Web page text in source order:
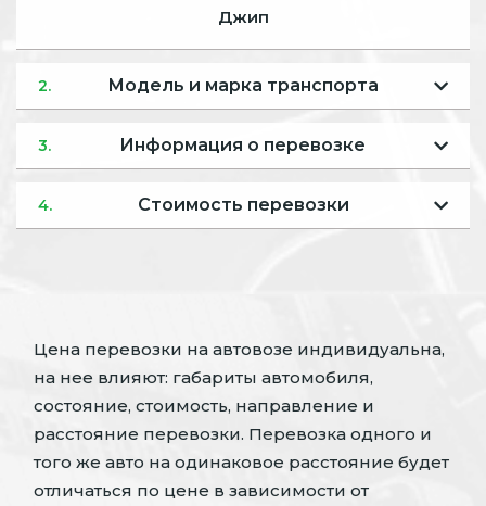
Джип
2. Модель и марка транспорта
3. Информация о перевозке
4. Стоимость перевозки
Цена перевозки на автовозе индивидуальна,
на нее влияют: габариты автомобиля,
состояние, стоимость, направление и
расстояние перевозки. Перевозка одного и
того же авто на одинаковое расстояние будет
отличаться по цене в зависимости от